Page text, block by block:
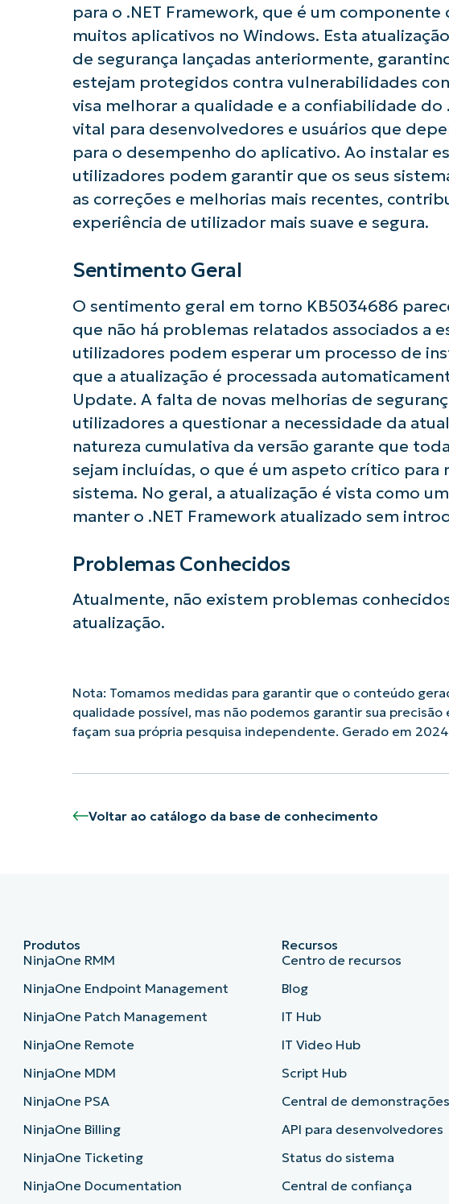
para o .NET Framework, que é um
muitos aplicativos no Windows. Esta
de segurança lançadas anteriormente,
estejam protegidos contra vulnerabilidades
visa melhorar a qualidade e a confiabilidade do
vital para desenvolvedores e usuários que
para o desempenho do aplicativo. Ao instalar
utilizadores podem garantir que os seus
as correções e melhorias mais recentes,
experiência de utilizador mais suave e segura.
Sentimento Geral
O sentimento geral em torno KB5034686
que não há problemas relatados associados a
utilizadores podem esperar um processo de
que a atualização é processada
Update. A falta de novas melhorias de
utilizadores a questionar a necessidade da
natureza cumulativa da versão garante que
sejam incluídas, o que é um aspeto crítico para
sistema. No geral, a atualização é vista como
manter o .NET Framework atualizado sem
Problemas Conhecidos
Atualmente, não existem problemas
atualização.
Nota: Tomamos medidas para garantir que o conteúdo
qualidade possível, mas não podemos garantir sua
façam sua própria pesquisa independente. Gerado em
Voltar ao catálogo da base de conhecimento
Produtos
NinjaOne RMM
NinjaOne Endpoint Management
NinjaOne Patch Management
NinjaOne Remote
NinjaOne MDM
NinjaOne PSA
NinjaOne Billing
NinjaOne Ticketing
NinjaOne Documentation
Recursos
Centro de recursos
Blog
IT Hub
IT Video Hub
Script Hub
Central de demonstrações
API para desenvolvedores
Status do sistema
Central de confiança